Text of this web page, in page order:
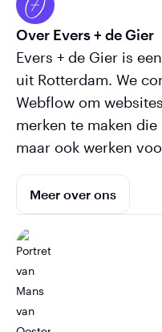
Over Evers + de Gier
Evers + de Gier is
uit Rotterdam. We
Webflow om
merken te maken
maar ook werken
Meer over ons